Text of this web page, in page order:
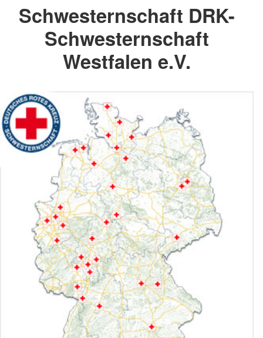
Schwesternschaft DRK-
Schwesternschaft
Westfalen e.V.